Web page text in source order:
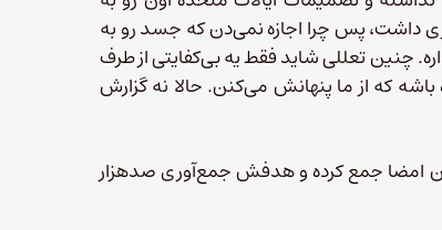
داشت، پس چرا اجازه نمی‌دن که جسد رو به
چنین تعللی شاید فقط یه بی‌کفایتی از طرف
که از ما پنهانش می‌کنن. حالا نه گزارش
امضا جمع کرده و هدفش جمع‌آوری صدهزار